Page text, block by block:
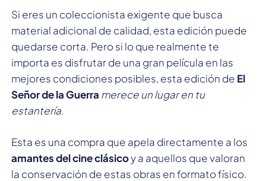
Si eres un coleccionista exigente que busca
material adicional de calidad, esta edición puede
quedarse corta. Pero si lo que realmente te
importa es disfrutar de una gran película en las
mejores condiciones posibles, esta edición de El
Señor de la Guerra merece un lugar en tu
estantería.
Esta es una compra que apela directamente a los
amantes del cine clásicoy a aquellos que valoran
la conservación de estas obras en formato físico.